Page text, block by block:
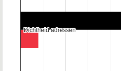
Dichtheid adressen
Dichtheid adressen